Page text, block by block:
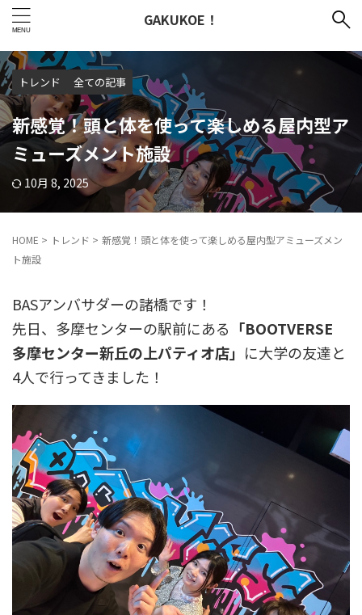
GAKUKOE！
トレンド 全ての記事
新感覚！頭と体を使って楽しめる屋内型ア
ミューズメント施設
10月 8, 2025
HOME > トレンド > 新感覚！頭と体を使って楽しめる屋内型アミューズメン
ト施設
BASアンバサダーの諸橋です！
先日、多摩センターの駅前にある 「BOOTVERSE
多摩センター新丘の上パティオ店」 に大学の友達と
4人で行ってきました！